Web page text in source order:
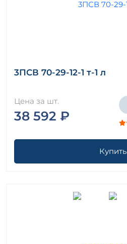
3ПСВ 70-29-12-1 т-1 л
Цена за шт.
38 592 ₽
Купить